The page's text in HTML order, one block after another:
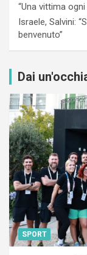
“Una vittima
Israele, Salvini:
benvenuto”
Dai
SPORT